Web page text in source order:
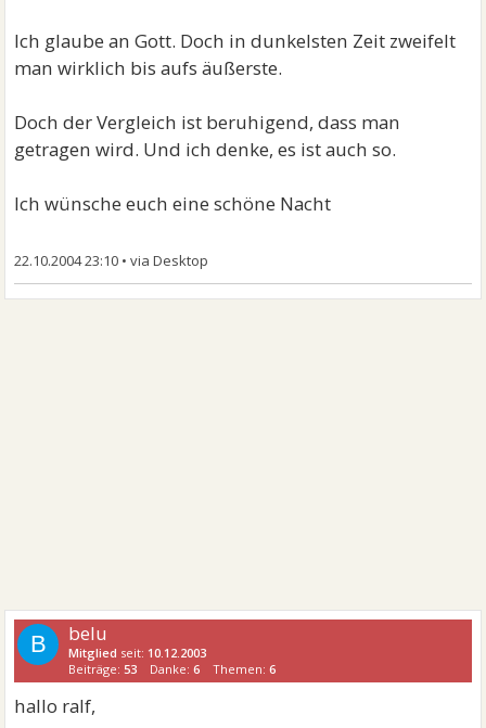
Ich glaube an Gott. Doch in dunkelsten Zeit zweifelt
man wirklich bis aufs äußerste.
Doch der Vergleich ist beruhigend, dass man
getragen wird. Und ich denke, es ist auch so.
Ich wünsche euch eine schöne Nacht
22.10.2004 23:10 •
B belu
Mitglied seit: 10.12.2003
Beiträge: 53 Danke:6 Themen:6
hallo ralf,